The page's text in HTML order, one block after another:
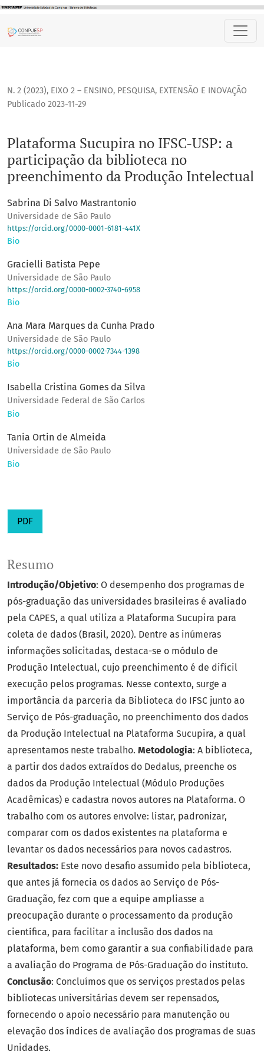
Plataforma Sucupira no IFSC-USP: a participação da
N. 2 (2023), EIXO 2 – ENSINO, PESQUISA, EXTENSÃO E INOVAÇÃO
Plataforma Sucupira no IFSC-USP: a
participação da biblioteca no
preenchimento da Produção Intelectual
Publicado 2023-11-29
Sabrina Di Salvo Mastrantonio
Universidade de São Paulo
https://orcid.org/0000-0001-6181-441X
Bio
Gracielli Batista Pepe
Universidade de São Paulo
https://orcid.org/0000-0002-3740-6958
Bio
Ana Mara Marques da Cunha Prado
Universidade de São Paulo
https://orcid.org/0000-0002-7344-1398
Bio
Isabella Cristina Gomes da Silva
Universidade Federal de São Carlos
Bio
Tania Ortin de Almeida
Universidade de São Paulo
Bio
PDF
Resumo
Introdução/Objetivo: O desempenho dos programas de
pós-graduação das universidades brasileiras é avaliado
pela CAPES, a qual utiliza a Plataforma Sucupira para
coleta de dados (Brasil, 2020). Dentre as inúmeras
informações solicitadas, destaca-se o módulo de
Produção Intelectual, cujo preenchimento é de difícil
execução pelos programas. Nesse contexto, surge a
importância da parceria da Biblioteca do IFSC junto ao
Serviço de Pós-graduação, no preenchimento dos dados
da Produção Intelectual na Plataforma Sucupira, a qual
apresentamos neste trabalho. Metodologia: A biblioteca,
a partir dos dados extraídos do Dedalus, preenche os
dados da Produção Intelectual (Módulo Produções
Acadêmicas) e cadastra novos autores na Plataforma. O
trabalho com os autores envolve: listar, padronizar,
comparar com os dados existentes na plataforma e
levantar os dados necessários para novos cadastros.
Resultados: Este novo desafio assumido pela biblioteca,
que antes já fornecia os dados ao Serviço de Pós-
Graduação, fez com que a equipe ampliasse a
preocupação durante o processamento da produção
científica, para facilitar a inclusão dos dados na
plataforma, bem como garantir a sua confiabilidade para
a avaliação do Programa de Pós-Graduação do instituto.
Conclusão: Concluímos que os serviços prestados pelas
bibliotecas universitárias devem ser repensados,
fornecendo o apoio necessário para manutenção ou
elevação dos índices de avaliação dos programas de suas
Unidades.